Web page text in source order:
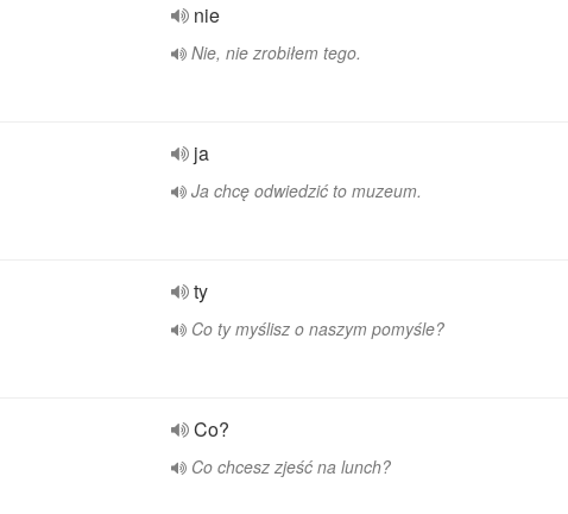
nie
Nie, nie zrobiłem tego.
ja
Ja chcę odwiedzić to muzeum.
ty
Co ty myślisz o naszym pomyśle?
Co?
Co chcesz zjeść na lunch?